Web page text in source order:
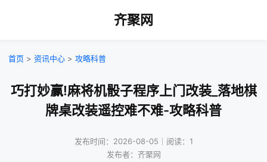
齐聚网
首页 > 资讯中心 > 攻略科普
巧打妙赢!麻将机骰子程序上门改装_落地棋
牌桌改装遥控难不难-攻略科普
发布时间：2026-08-05｜阅读：1
发布者：齐聚网